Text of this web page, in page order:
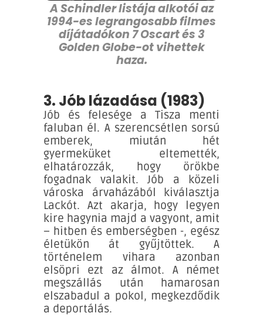
A Schindler listája alkotói az
1994-es legrangosabb filmes
díjátadókon 7 Oscart és 3
Golden Globe-ot vihettek
haza.
3. Jób lázadása (1983)
Jób és felesége a Tisza menti
faluban él. A szerencsétlen sorsú
emberek, miután hét
gyermeküket eltemették,
elhatározzák, hogy örökbe
fogadnak valakit. Jób a közeli
városka árvaházából kiválasztja
Lackót. Azt akarja, hogy legyen
kire hagynia majd a vagyont, amit
– hitben és emberségben -, egész
életükön át gyűjtöttek. A
történelem vihara azonban
elsöpri ezt az álmot. A német
megszállás után hamarosan
elszabadul a pokol, megkezdődik
a deportálás.